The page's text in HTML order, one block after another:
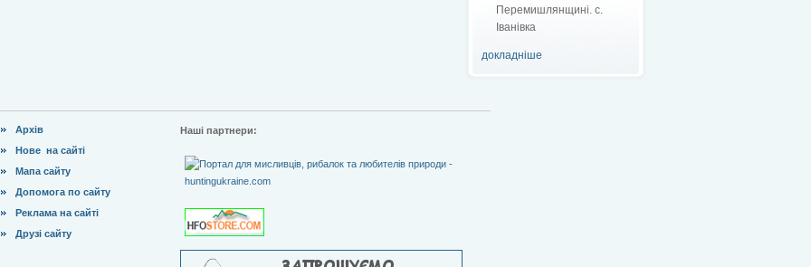
Перемишлянщині. с.
Іванівка
докладніше
Архів
Нове на сайті
Мапа сайту
Допомога по сайту
Реклама на сайті
Друзі сайту
Наші партнери: